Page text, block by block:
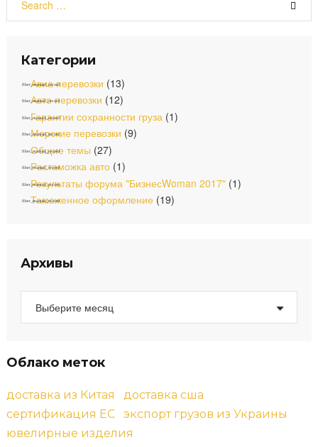
b
a
u
a
Категории
Авиа перевозки (13)
Авто перевозки (12)
Гарантии сохранности груза (1)
Морские перевозки (9)
Общие темы (27)
Растаможка авто (1)
Результаты форума "БизнесWoman 2017" (1)
Таможенное оформление (19)
Архивы
ы
Облако меток
доставка из Китая
доставка сша
сертификация ЕС
экспорт грузов из Украины
ювелирные изделия